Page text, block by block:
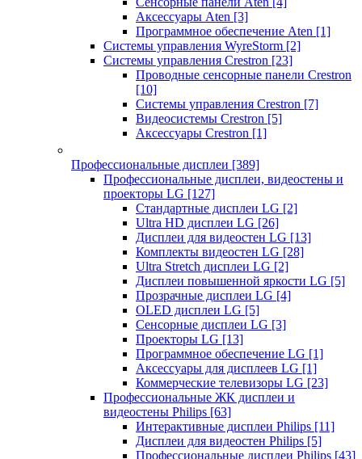
Аксессуары Aten [3]
Программное обеспечение Aten [1]
Системы управления WyreStorm [2]
Системы управления Crestron [23]
Проводные сенсорные панели Crestron
[10]
Системы управления Crestron [7]
Видеосистемы Crestron [5]
Аксессуары Crestron [1]
Профессиональные дисплеи [389]
Профессиональные дисплеи, видеостены и
проекторы LG [127]
Стандартные дисплеи LG [2]
Ultra HD дисплеи LG [26]
Дисплеи для видеостен LG [13]
Комплекты видеостен LG [28]
Ultra Stretch дисплеи LG [2]
Дисплеи повышенной яркости LG [5]
Прозрачные дисплеи LG [4]
OLED дисплеи LG [5]
Сенсорные дисплеи LG [3]
Проекторы LG [13]
Программное обеспечение LG [1]
Аксессуары для дисплеев LG [1]
Коммерческие телевизоры LG [23]
Профессиональные ЖК дисплеи и
видеостены Philips [63]
Интерактивные дисплеи Philips [11]
Дисплеи для видеостен Philips [5]
Профессиональные дисплеи Philips [43]